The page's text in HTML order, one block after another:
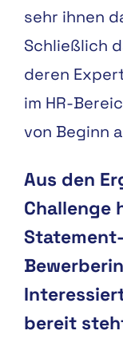
sehr ihnen
Schließlich
deren
im HR-
von Beginn
Aus den
Challenge
bereit